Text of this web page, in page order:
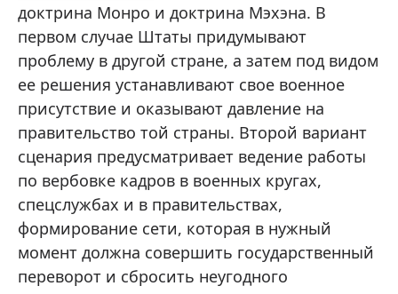
доктрина Монро и доктрина Мэхэна. В
первом случае Штаты придумывают
проблему в другой стране, а затем под видом
ее решения устанавливают свое военное
присутствие и оказывают давление на
правительство той страны. Второй вариант
сценария предусматривает ведение работы
по вербовке кадров в военных кругах,
спецслужбах и в правительствах,
формирование сети, которая в нужный
момент должна совершить государственный
переворот и сбросить неугодного